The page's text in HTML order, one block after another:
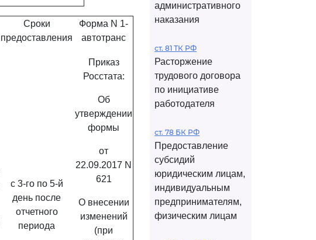
Сроки
предоставления
Форма N 1-
автотранс
с 3-го по 5-й
день после
отчетного
периода
Приказ
Росстата:
Об
утверждении
формы
от
22.09.2017 N
621
О внесении
изменений
(при
административного
наказания
ст. 81 ТК РФ
Расторжение
трудового договора
по инициативе
работодателя
ст. 78 БК РФ
Предоставление
субсидий
юридическим лицам,
индивидуальным
предпринимателям,
физическим лицам